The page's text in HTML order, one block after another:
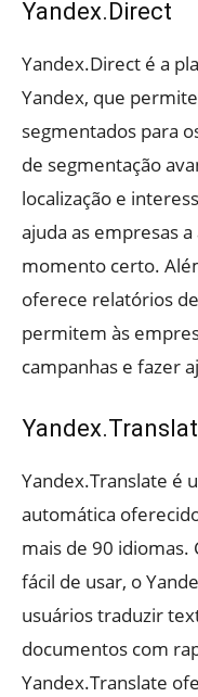
Yandex.Direct
Yandex.Direct é a
Yandex, que
segmentados para
de segmentação
localização e
ajuda as empresas
momento certo.
oferece relatórios
permitem às
campanhas e fazer
Yandex.Translate é
automática
mais de 90
fácil de usar, o
usuários traduzir
documentos com
Yandex.Translate